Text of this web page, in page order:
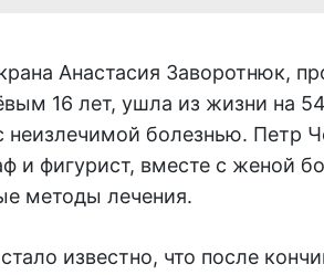
Анастасия Заворотнюк,
16 лет, ушла из жизни на
неизлечимой болезнью. Петр
и фигурист, вместе с женой
методы лечения.
известно, что после